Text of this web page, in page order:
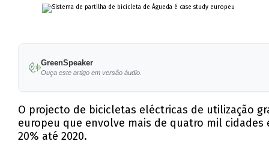
GreenSpeaker
Ouça este artigo em versão áudio.
O projecto de bicicletas eléctricas de utilização
europeu que envolve mais de quatro mil
20% até 2020.